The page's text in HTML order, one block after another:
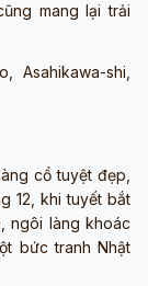
mang lại trải
Asahikawa-shi,
cổ tuyệt đẹp,
12, khi tuyết bắt
ngôi làng khoác
bức tranh Nhật